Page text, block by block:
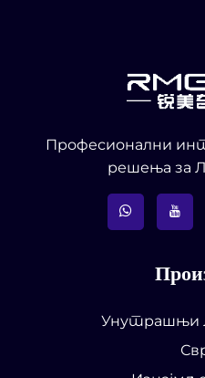
Професионални
решења за
Унутрашњи